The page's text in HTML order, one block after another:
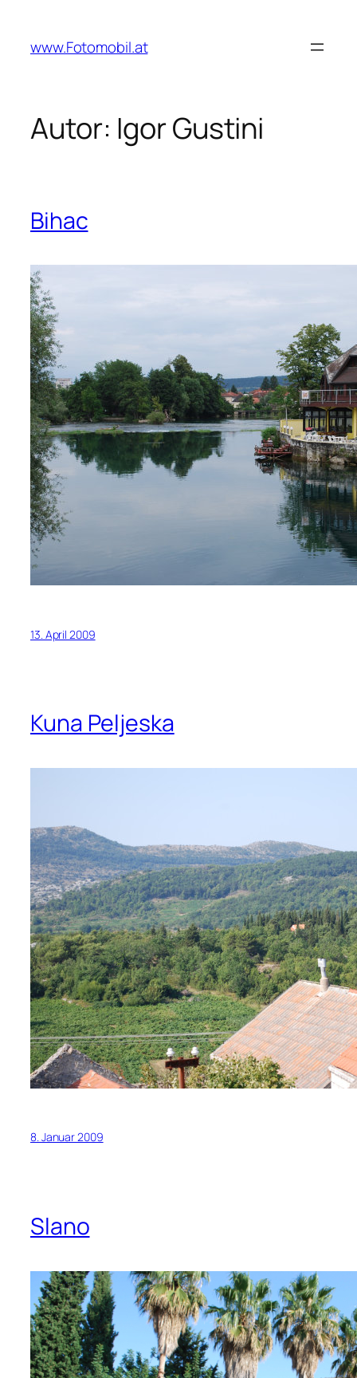
springen
www.Fotomobil.at
Autor: Igor Gustini
Bihac
13. April 2009
Kuna Peljeska
8. Januar 2009
Slano